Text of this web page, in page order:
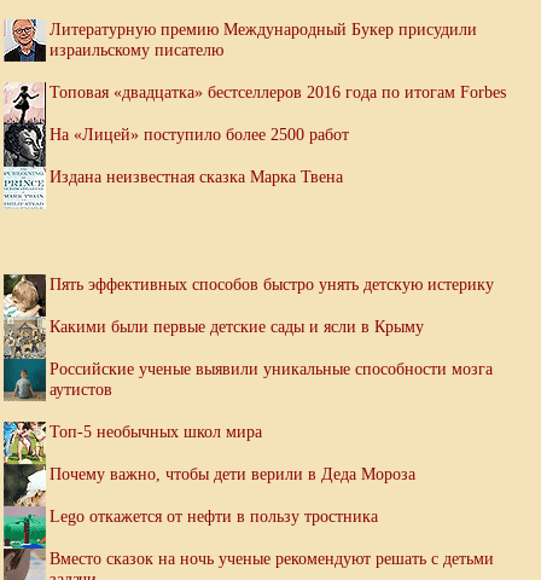
Литературную премию Международный Букер присудили
израильскому писателю
Топовая «двадцатка» бестселлеров 2016 года по итогам Forbes
На «Лицей» поступило более 2500 работ
Издана неизвестная сказка Марка Твена
Пять эффективных способов быстро унять детскую истерику
Какими были первые детские сады и ясли в Крыму
Российские ученые выявили уникальные способности мозга
аутистов
Топ-5 необычных школ мира
Почему важно, чтобы дети верили в Деда Мороза
Lego откажется от нефти в пользу тростника
Вместо сказок на ночь ученые рекомендуют решать с детьми